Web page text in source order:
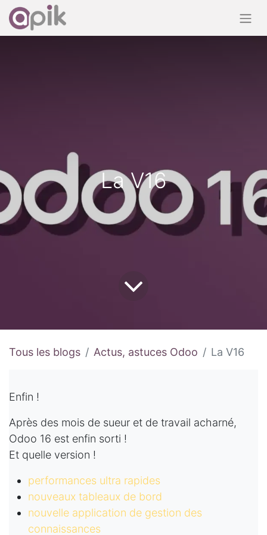
La V16
Tous les blogs Actus, astuces Odoo La V16
Enfin !
Après des mois de sueur et de travail acharné,
Odoo 16 est enfin sorti !
Et quelle version !
performances ultra rapides
nouveaux tableaux de bord
nouvelle application de gestion des
connaissances